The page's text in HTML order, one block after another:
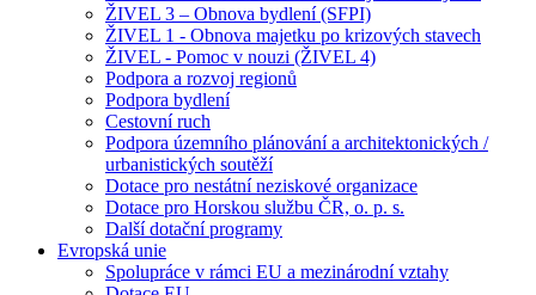
ŽIVEL 3 – Obnova bydlení (SFPI)
ŽIVEL 1 - Obnova majetku po krizových stavech
ŽIVEL - Pomoc v nouzi (ŽIVEL 4)
Podpora a rozvoj regionů
Podpora bydlení
Cestovní ruch
Podpora územního plánování a architektonických /
urbanistických soutěží
Dotace pro nestátní neziskové organizace
Dotace pro Horskou službu ČR, o. p. s.
Další dotační programy
Evropská unie
Spolupráce v rámci EU a mezinárodní vztahy